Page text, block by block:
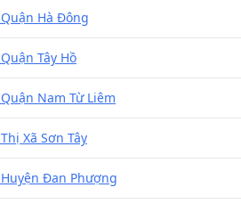
Hà Đông
Tây Hồ
Nam Từ Liêm
Xã Sơn Tây
Đan Phượng